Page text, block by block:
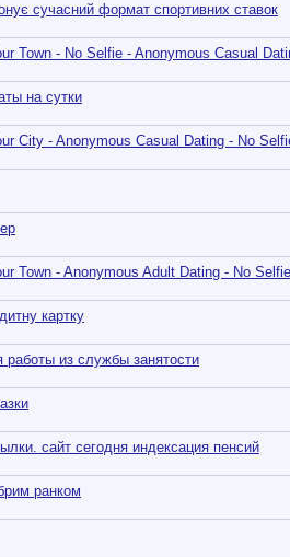
сучасний формат спортивних ставок
Town - No Selfie - Anonymous Casual
на сутки
City - Anonymous Casual Dating - No
Town - Anonymous Adult Dating - No Selfie
картку
работы из службы занятости
сайт сегодня индексация пенсий
ранком